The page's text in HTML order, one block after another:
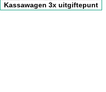
Kassawagen 3x uitgiftepunt